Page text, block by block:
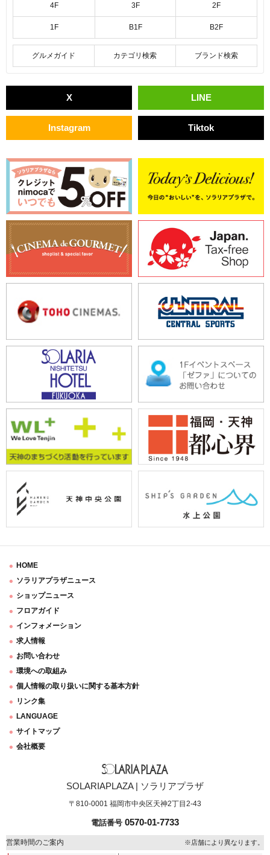
4F 3F 2F
1F B1F B2F
グルメガイド カテゴリ検索 ブランド検索
X LINE
Instagram Tiktok
HOME
ソラリアプラザニュース
ショップニュース
フロアガイド
インフォメーション
求人情報
お問い合わせ
環境への取組み
個人情報の取り扱いに関する基本方針
リンク集
LANGUAGE
サイトマップ
会社概要
SOLARIAPLAZA | ソラリアプラザ
〒810-0001 福岡市中央区天神2丁目2-43
電話番号 0570-01-7733
※店舗により異なります。
営業時間のご案内